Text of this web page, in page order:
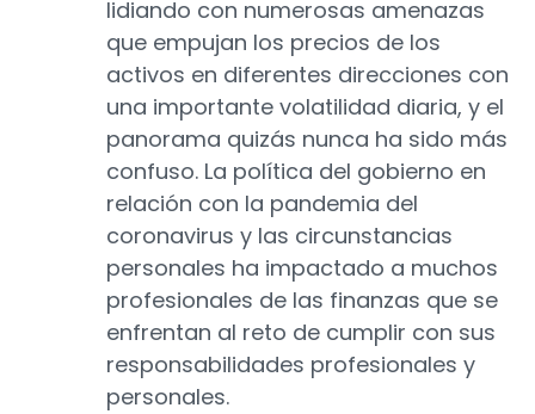
lidiando con numerosas amenazas
que empujan los precios de los
activos en diferentes direcciones con
una importante volatilidad diaria, y el
panorama quizás nunca ha sido más
confuso. La política del gobierno en
relación con la pandemia del
coronavirus y las circunstancias
personales ha impactado a muchos
profesionales de las finanzas que se
enfrentan al reto de cumplir con sus
responsabilidades profesionales y
personales.